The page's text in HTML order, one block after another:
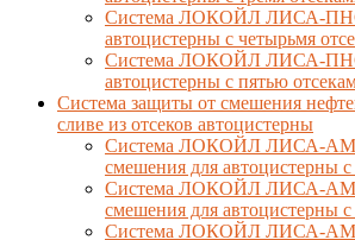
Система ЛОКОЙЛ ЛИСА-
автоцистерны с четырьмя
Система ЛОКОЙЛ ЛИСА-
автоцистерны с пятью
Система защиты от смешения
сливе из отсеков автоцистерны
Система ЛОКОЙЛ ЛИСА-AM-
смешения для автоцистерны с
Система ЛОКОЙЛ ЛИСА-AM-
смешения для автоцистерны
Система ЛОКОЙЛ ЛИСА-AM-